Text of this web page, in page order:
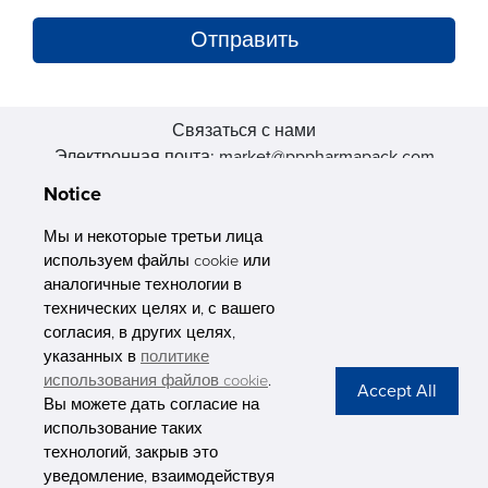
Связаться с нами
Электронная почта: market@pppharmapack.com
511356, Гуанчжоу, провинция GU case G building, Китай
PHARMAPACK
ABOUT US
Notice
Мы и некоторые третьи лица
используем файлы cookie или
аналогичные технологии в
технических целях и, с вашего
согласия, в других целях,
указанных в политике
использования файлов cookie.
Вы можете дать согласие на
использование таких
технологий, закрыв это
уведомление, взаимодействуя